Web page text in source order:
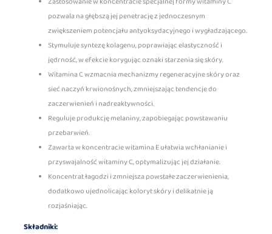
pozwala na głębszą jej penetrację z jednoczesnym
zwiększeniem potencjału antyoksydacyjnego i wygładzającego.
Stymuluje syntezę kolagenu, poprawiając elastyczność i
jędrność, w efekcie korygując oznaki starzenia się skóry.
Witamina C wzmacnia mechanizmy regeneracyjne skóry oraz
sieć naczyń krwionośnych, zmniejszając tendencje do
zaczerwienień i nadreaktywności.
Reguluje produkcję melaniny, zapobiegając powstawaniu
przebarwień.
Zawarta w koncentracie witamina E ułatwia wchłanianie i
przyswajalność witaminy C, optymalizując jej działanie.
Koncentrat łagodzi i zmniejsza powstałe zaczerwienienia,
dodatkowo ujednolicając koloryt skóry i delikatnie ją
rozjaśniając.
Składniki: